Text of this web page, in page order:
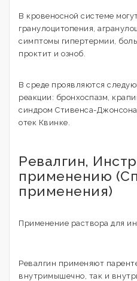
В кровеносной системе
гранулоцитопения,
симптомы гипертермии,
проктит и озноб.
В среде проявляются
реакции: бронхоспазм,
синдром Стивенса-
отек Квинке.
Ревалгин,
применению
применения)
Применение раствора для
Ревалгин применяют
внутримышечно, так и